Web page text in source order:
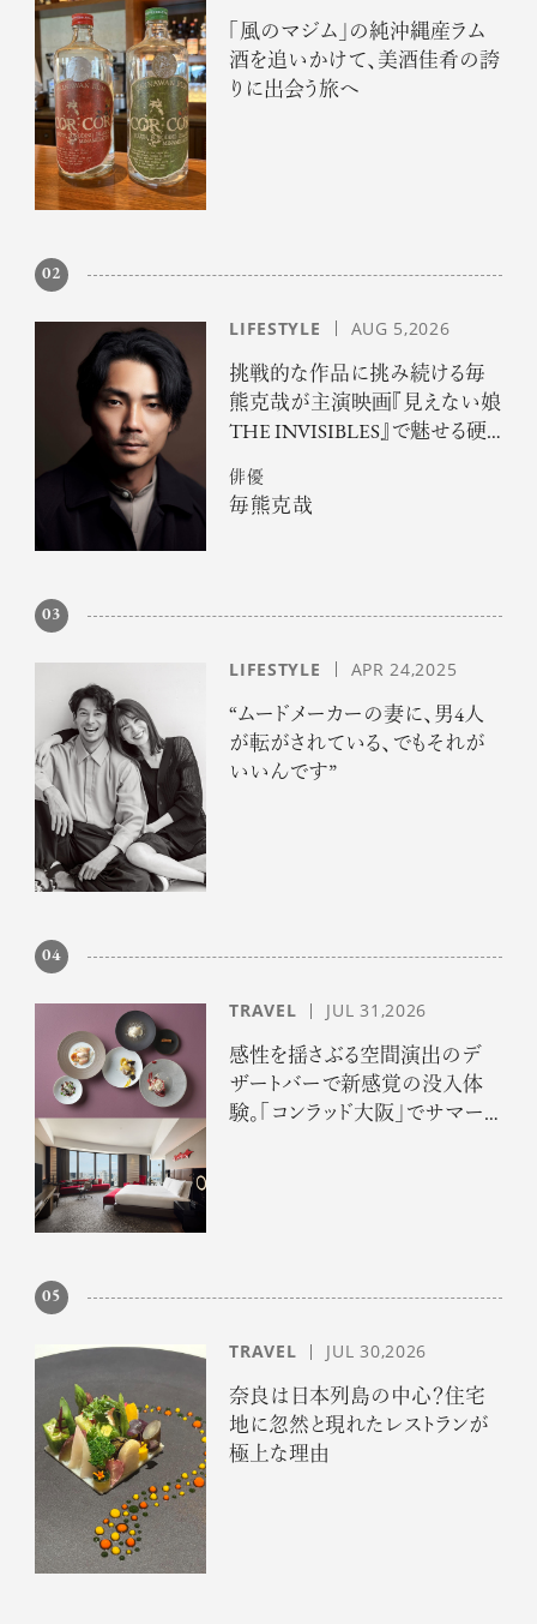
「風のマジム」の純沖縄産ラム
酒を追いかけて、美酒佳肴の誇
りに出会う旅へ
02
LIFESTYLE AUG 5,2026
挑戦的な作品に挑み続ける毎
熊克哉が主演映画『見えない娘
THE INVISIBLES』で魅せる硬
俳優
毎熊克哉
03
LIFESTYLE APR 24,2025
“ムードメーカーの妻に、男4人
が転がされている、でもそれが
いいんです”
04
TRAVEL JUL 31,2026
感性を揺さぶる空間演出のデ
ザートバーで新感覚の没入体
験。「コンラッド大阪」でサマー
05
TRAVEL JUL 30,2026
奈良は日本列島の中心？住宅
地に忽然と現れたレストランが
極上な理由